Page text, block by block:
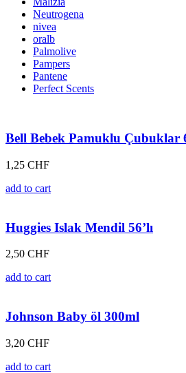
Neutrogena
nivea
oralb
Palmolive
Pampers
Pantene
Perfect Scents
Bell Bebek Pamuklu Çubuklar
1,25 CHF
add to cart
Huggies Islak Mendil 56’lı
2,50 CHF
add to cart
Johnson Baby öl 300ml
3,20 CHF
add to cart